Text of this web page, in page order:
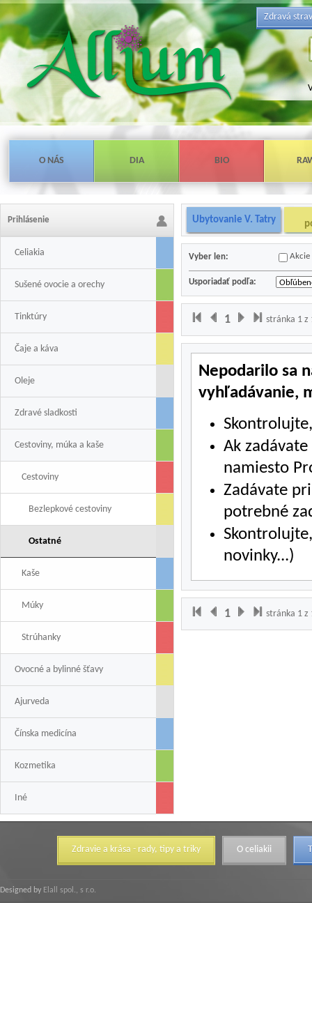
Zdravá
O NÁS DIA BIO
Prihlásenie
Celiakia
Sušené ovocie a orechy
Tinktúry
Čaje a káva
Oleje
Zdravé sladkosti
Cestoviny, múka a kaše
Cestoviny
Bezlepkové cestoviny
Ostatné
Kaše
Múky
Strúhanky
Ovocné a bylinné šťavy
Ajurveda
Čínska medicína
Kozmetika
Iné
Ubytovanie V. Tatry
Vyber len: Akcie
Usporiadať podľa:
1 stránka 1 z
Nepodarilo sa
vyhľadávanie,
Ak
namiesto
Zadávate
potrebné
novinky...)
1 stránka 1 z
Zdravie a krása - rady, tipy a triky O celiakii
Designed by Elall spol., s r.o.